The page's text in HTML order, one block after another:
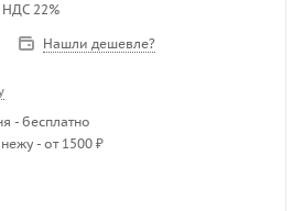
НДС 22%
Нашли дешевле?
- бесплатно
- от 1500 ₽